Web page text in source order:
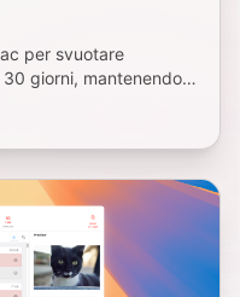
per svuotare
giorni, mantenendo il
macOS.